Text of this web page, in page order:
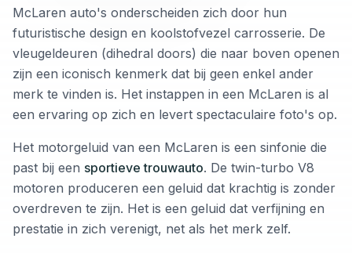
McLaren auto's onderscheiden zich door hun
futuristische design en koolstofvezel carrosserie. De
vleugeldeuren (dihedral doors) die naar boven openen
zijn een iconisch kenmerk dat bij geen enkel ander
merk te vinden is. Het instappen in een McLaren is al
een ervaring op zich en levert spectaculaire foto's op.
Het motorgeluid van een McLaren is een sinfonie die
past bij een sportieve trouwauto. De twin-turbo V8
motoren produceren een geluid dat krachtig is zonder
overdreven te zijn. Het is een geluid dat verfijning en
prestatie in zich verenigt, net als het merk zelf.